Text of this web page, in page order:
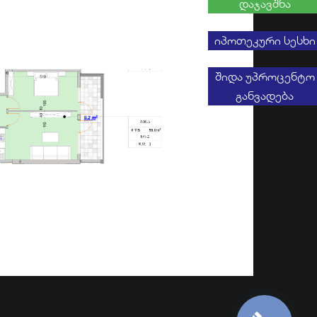
დაჯავშნა
იპოთეკური სესხი
შიდა უპროცენტო
განვადება